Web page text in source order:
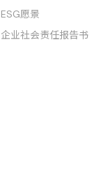
ESG愿景
企业社会责任报告书